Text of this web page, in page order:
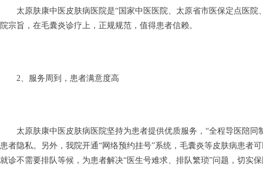
太原肤康中医皮肤病医院是“国家中医医院、太原省市医保定点医院
院宗旨，在毛囊炎诊疗上，正规规范，值得患者信赖。
2、服务周到，患者满意度高
太原肤康中医皮肤病医院坚持为患者提供优质服务，“全程导医陪同
患者隐私。另外，我院开通“网络预约挂号”系统，毛囊炎等皮肤病患者
就诊不需要排队等候，为患者解决“医生号难求、排队繁琐”问题，切实